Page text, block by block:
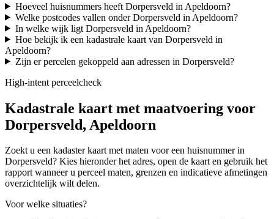
Hoeveel huisnummers heeft Dorpersveld in Apeldoorn?
Welke postcodes vallen onder Dorpersveld in Apeldoorn?
In welke wijk ligt Dorpersveld in Apeldoorn?
Hoe bekijk ik een kadastrale kaart van Dorpersveld in
Apeldoorn?
Zijn er percelen gekoppeld aan adressen in Dorpersveld?
High-intent perceelcheck
Kadastrale kaart met maatvoering voor
Dorpersveld, Apeldoorn
Zoekt u een kadaster kaart met maten voor een huisnummer in
Dorpersveld? Kies hieronder het adres, open de kaart en gebruik het
rapport wanneer u perceel maten, grenzen en indicatieve afmetingen
overzichtelijk wilt delen.
Voor welke situaties?